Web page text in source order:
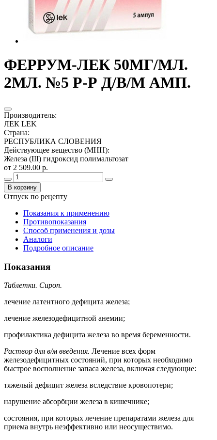
ФЕРРУМ-ЛЕК 50МГ/МЛ.
2МЛ. №5 Р-Р Д/В/М АМП.
Производитель:
ЛЕК LEK
Страна:
РЕСПУБЛИКА СЛОВЕНИЯ
Действующее вещество (МНН):
Железа (III) гидроксид полимальтозат
от 2 509.00 р.
В корзину
Отпуск по рецепту
Показания к применению
Противопоказания
Способ применения и дозы
Аналоги
Подробное описание
Показания
Таблетки. Сироп.
лечение латентного дефицита железа;
лечение железодефицитной анемии;
профилактика дефицита железа во время беременности.
Раствор для в/м введения. Лечение всех форм
железодефицитных состояний, при которых необходимо
быстрое восполнение запаса железа, включая следующие:
тяжелый дефицит железа вследствие кровопотери;
нарушение абсорбции железа в кишечнике;
состояния, при которых лечение препаратами железа для
приема внутрь неэффективно или неосуществимо.